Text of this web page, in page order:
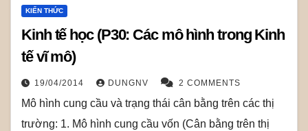
KIẾN THỨC
Kinh tế học (P30: Các mô hình trong Kinh
tế vĩ mô)
19/04/2014 DUNGNV 2 COMMENTS
Mô hình cung cầu và trạng thái cân bằng trên các thị
trường: 1. Mô hình cung cầu vốn (Cân bằng trên thị